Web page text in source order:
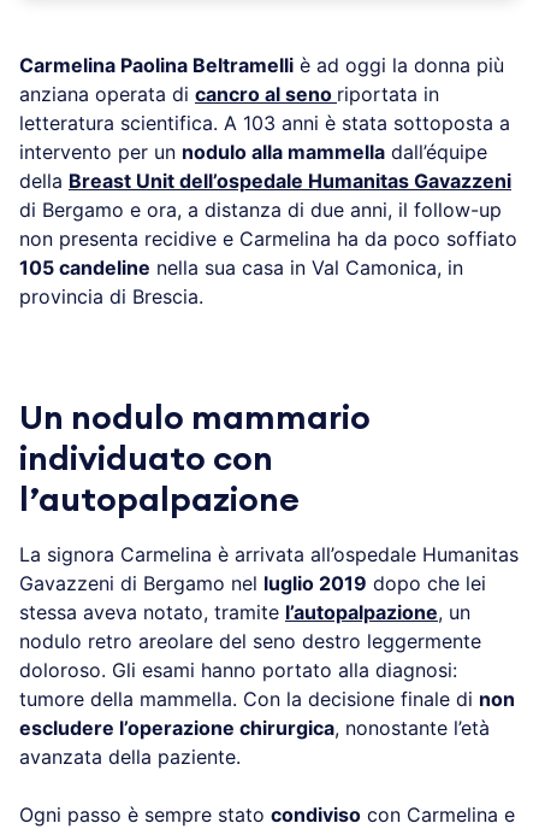
Carmelina Paolina Beltramelli è ad oggi la donna più
anziana operata di cancro al seno riportata in
letteratura scientifica. A 103 anni è stata sottoposta a
intervento per un nodulo alla mammella dall’équipe
della Breast Unit dell’ospedale Humanitas Gavazzeni
di Bergamo e ora, a distanza di due anni, il follow-up
non presenta recidive e Carmelina ha da poco soffiato
105 candeline nella sua casa in Val Camonica, in
provincia di Brescia.
Un nodulo mammario
individuato con
l’autopalpazione
La signora Carmelina è arrivata all’ospedale Humanitas
Gavazzeni di Bergamo nel luglio 2019 dopo che lei
stessa aveva notato, tramite l’autopalpazione, un
nodulo retro areolare del seno destro leggermente
doloroso. Gli esami hanno portato alla diagnosi:
tumore della mammella. Con la decisione finale di non
escludere l’operazione chirurgica, nonostante l’età
avanzata della paziente.
Ogni passo è sempre stato condiviso con Carmelina e